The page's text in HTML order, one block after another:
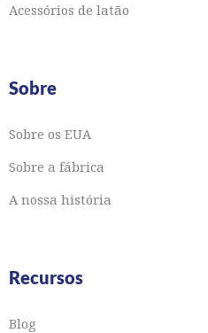
Acessórios de latão
Sobre
Sobre os EUA
Sobre a fábrica
A nossa história
Recursos
Blog